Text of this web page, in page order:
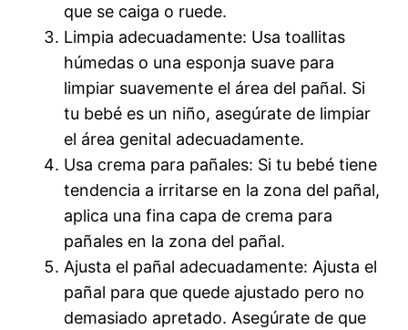
que se caiga o ruede.
Limpia adecuadamente: Usa toallitas
húmedas o una esponja suave para
limpiar suavemente el área del pañal. Si
tu bebé es un niño, asegúrate de limpiar
el área genital adecuadamente.
Usa crema para pañales: Si tu bebé tiene
tendencia a irritarse en la zona del pañal,
aplica una fina capa de crema para
pañales en la zona del pañal.
Ajusta el pañal adecuadamente: Ajusta el
pañal para que quede ajustado pero no
demasiado apretado. Asegúrate de que